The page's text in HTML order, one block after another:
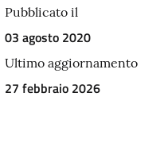
Pubblicato il
03 agosto 2020
Ultimo aggiornamento
27 febbraio 2026